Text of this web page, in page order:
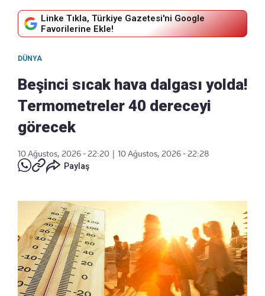
Linke Tıkla, Türkiye Gazetesi'ni Google
Favorilerine Ekle!
DÜNYA
Beşinci sıcak hava dalgası yolda!
Termometreler 40 dereceyi
görecek
10 Ağustos, 2026 - 22:20
10 Ağustos, 2026 - 22:28
Paylaş